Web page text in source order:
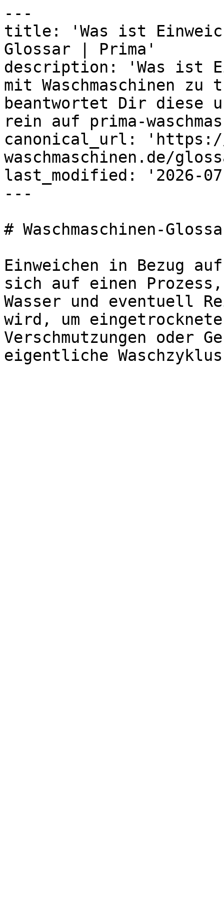
---
title: 'Was ist
Glossar | Prima'
description: 'Was ist
mit Waschmaschinen zu
beantwortet Dir diese
rein auf prima-
canonical_url: 'https://
waschmaschinen.de/
last_modified: '2026-
---
# Waschmaschinen-
Einweichen in Bezug
sich auf einen
Wasser und eventuell
wird, um
Verschmutzungen oder